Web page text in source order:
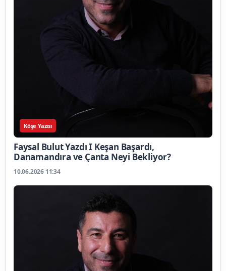
Köşe Yazısı
Faysal Bulut Yazdı I Keşan Başardı,
Danamandıra ve Çanta Neyi Bekliyor?
10.06.2026 11:34